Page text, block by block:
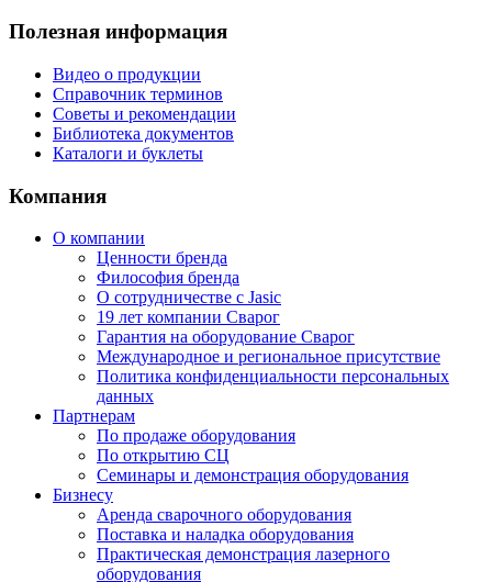
Полезная информация
Видео о продукции
Справочник терминов
Советы и рекомендации
Библиотека документов
Каталоги и буклеты
Компания
О компании
Ценности бренда
Философия бренда
О сотрудничестве с Jasic
19 лет компании Сварог
Гарантия на оборудование Сварог
Международное и региональное присутствие
Политика конфиденциальности персональных
данных
Партнерам
По продаже оборудования
По открытию СЦ
Семинары и демонстрация оборудования
Бизнесу
Аренда сварочного оборудования
Поставка и наладка оборудования
Практическая демонстрация лазерного
оборудования